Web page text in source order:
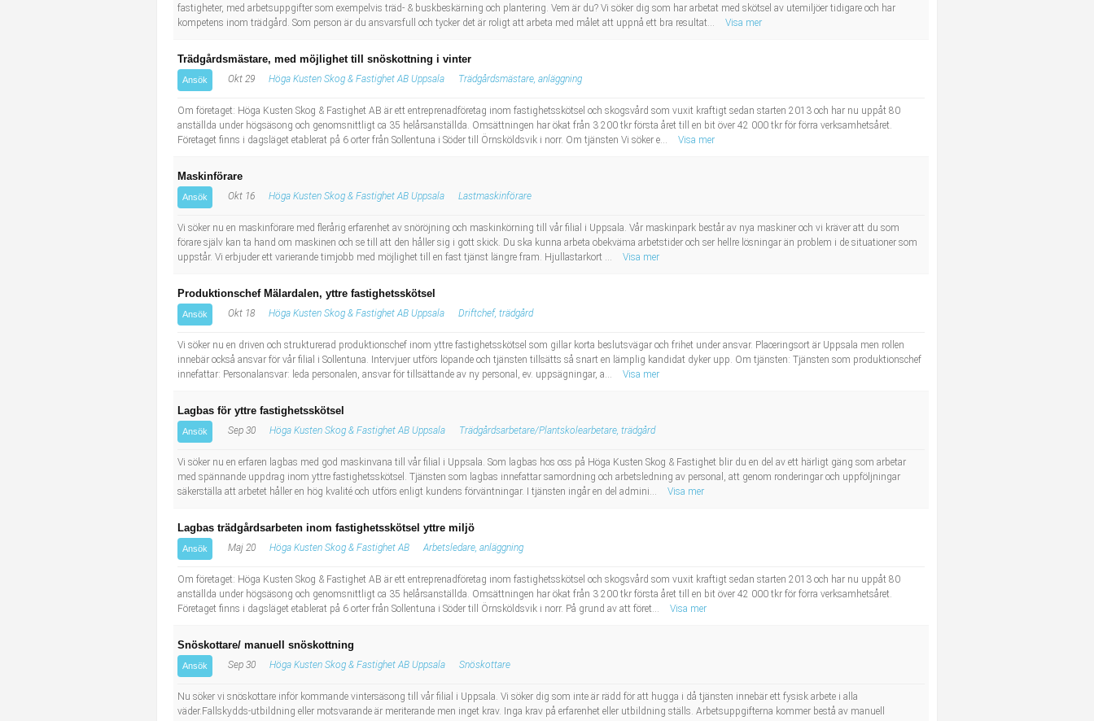
fastigheter, med arbetsuppgifter som exempelvis träd- & buskbeskärning och plantering. Vem är du? Vi söker dig som har arbetat med skötsel av utemiljöer tidigare och har
kompetens inom trädgård. Som person är du ansvarsfull och tycker det är roligt att arbeta med målet att uppnå ett bra resultat...
Visa mer
Trädgårdsmästare, med möjlighet till snöskottning i vinter
Ansök Okt 29 Höga Kusten Skog & Fastighet AB Uppsala Trädgårdsmästare, anläggning
Om företaget: Höga Kusten Skog & Fastighet AB är ett entreprenadföretag inom fastighetsskötsel och skogsvård som vuxit kraftigt sedan starten 2013 och har nu uppåt 80
anställda under högsäsong och genomsnittligt ca 35 helårsanställda. Omsättningen har ökat från 3 200 tkr första året till en bit över 42 000 tkr för förra verksamhetsåret.
Företaget finns i dagsläget etablerat på 6 orter från Sollentuna i Söder till Örnsköldsvik i norr. Om tjänsten Vi söker e...
Visa mer
Maskinförare
Ansök Okt 16 Höga Kusten Skog & Fastighet AB Uppsala Lastmaskinförare
Vi söker nu en maskinförare med flerårig erfarenhet av snöröjning och maskinkörning till vår filial i Uppsala. Vår maskinpark består av nya maskiner och vi kräver att du som
förare själv kan ta hand om maskinen och se till att den håller sig i gott skick. Du ska kunna arbeta obekväma arbetstider och ser hellre lösningar än problem i de situationer som
uppstår. Vi erbjuder ett varierande timjobb med möjlighet till en fast tjänst längre fram. Hjullastarkort ...
Visa mer
Produktionschef Mälardalen, yttre fastighetsskötsel
Ansök Okt 18 Höga Kusten Skog & Fastighet AB Uppsala Driftchef, trädgård
Vi söker nu en driven och strukturerad produktionschef inom yttre fastighetsskötsel som gillar korta beslutsvägar och frihet under ansvar. Placeringsort är Uppsala men rollen
innebär också ansvar för vår filial i Sollentuna. Intervjuer utförs löpande och tjänsten tillsätts så snart en lämplig kandidat dyker upp. Om tjänsten: Tjänsten som produktionschef
innefattar: Personalansvar: leda personalen, ansvar för tillsättande av ny personal, ev. uppsägningar, a...
Visa mer
Lagbas för yttre fastighetsskötsel
Ansök Sep 30 Höga Kusten Skog & Fastighet AB Uppsala Trädgårdsarbetare/Plantskolearbetare, trädgård
Vi söker nu en erfaren lagbas med god maskinvana till vår filial i Uppsala. Som lagbas hos oss på Höga Kusten Skog & Fastighet blir du en del av ett härligt gäng som arbetar
med spännande uppdrag inom yttre fastighetsskötsel. Tjänsten som lagbas innefattar samordning och arbetsledning av personal, att genom ronderingar och uppföljningar
säkerställa att arbetet håller en hög kvalité och utförs enligt kundens förväntningar. I tjänsten ingår en del admini...
Visa mer
Lagbas trädgårdsarbeten inom fastighetsskötsel yttre miljö
Ansök Maj 20 Höga Kusten Skog & Fastighet AB Arbetsledare, anläggning
Om företaget: Höga Kusten Skog & Fastighet AB är ett entreprenadföretag inom fastighetsskötsel och skogsvård som vuxit kraftigt sedan starten 2013 och har nu uppåt 80
anställda under högsäsong och genomsnittligt ca 35 helårsanställda. Omsättningen har ökat från 3 200 tkr första året till en bit över 42 000 tkr för förra verksamhetsåret.
Företaget finns i dagsläget etablerat på 6 orter från Sollentuna i Söder till Örnsköldsvik i norr. På grund av att föret...
Visa mer
Snöskottare/ manuell snöskottning
Ansök Sep 30 Höga Kusten Skog & Fastighet AB Uppsala Snöskottare
Nu söker vi snöskottare inför kommande vintersäsong till vår filial i Uppsala. Vi söker dig som inte är rädd för att hugga i då tjänsten innebär ett fysisk arbete i alla
väder.Fallskydds-utbildning eller motsvarande är meriterande men inget krav. Inga krav på erfarenhet eller utbildning ställs. Arbetsuppgifterna kommer bestå av manuell